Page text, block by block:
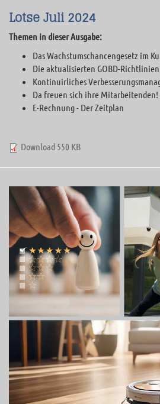
Lotse Juli 2024
Themen in dieser Ausgabe:
Das Wachstumschancengesetz im
Die aktualisierten GOBD-Richtlinien
Kontinuirliches
Da freuen sich ihre Mitarbeitenden!
E-Rechnung - Der Zeitplan
Download 550 KB